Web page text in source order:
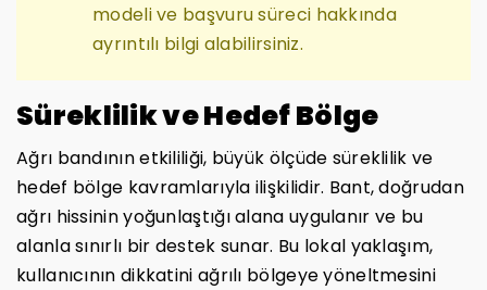
modeli ve başvuru süreci hakkında
ayrıntılı bilgi alabilirsiniz.
Süreklilik ve Hedef Bölge
Ağrı bandının etkililiği, büyük ölçüde süreklilik ve
hedef bölge kavramlarıyla ilişkilidir. Bant, doğrudan
ağrı hissinin yoğunlaştığı alana uygulanır ve bu
alanla sınırlı bir destek sunar. Bu lokal yaklaşım,
kullanıcının dikkatini ağrılı bölgeye yöneltmesini